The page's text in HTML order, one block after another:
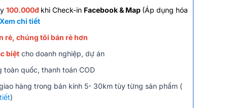
100.000đ khi Check-in Facebook & Map (Áp dụng hóa
Xem chi tiết
rẻ, chúng tôi bán rẻ hơn
biệt cho doanh nghiệp, dự án
toàn quốc, thanh toán COD
hàng trong bán kính 5- 30km tùy từng sản phẩm (
)